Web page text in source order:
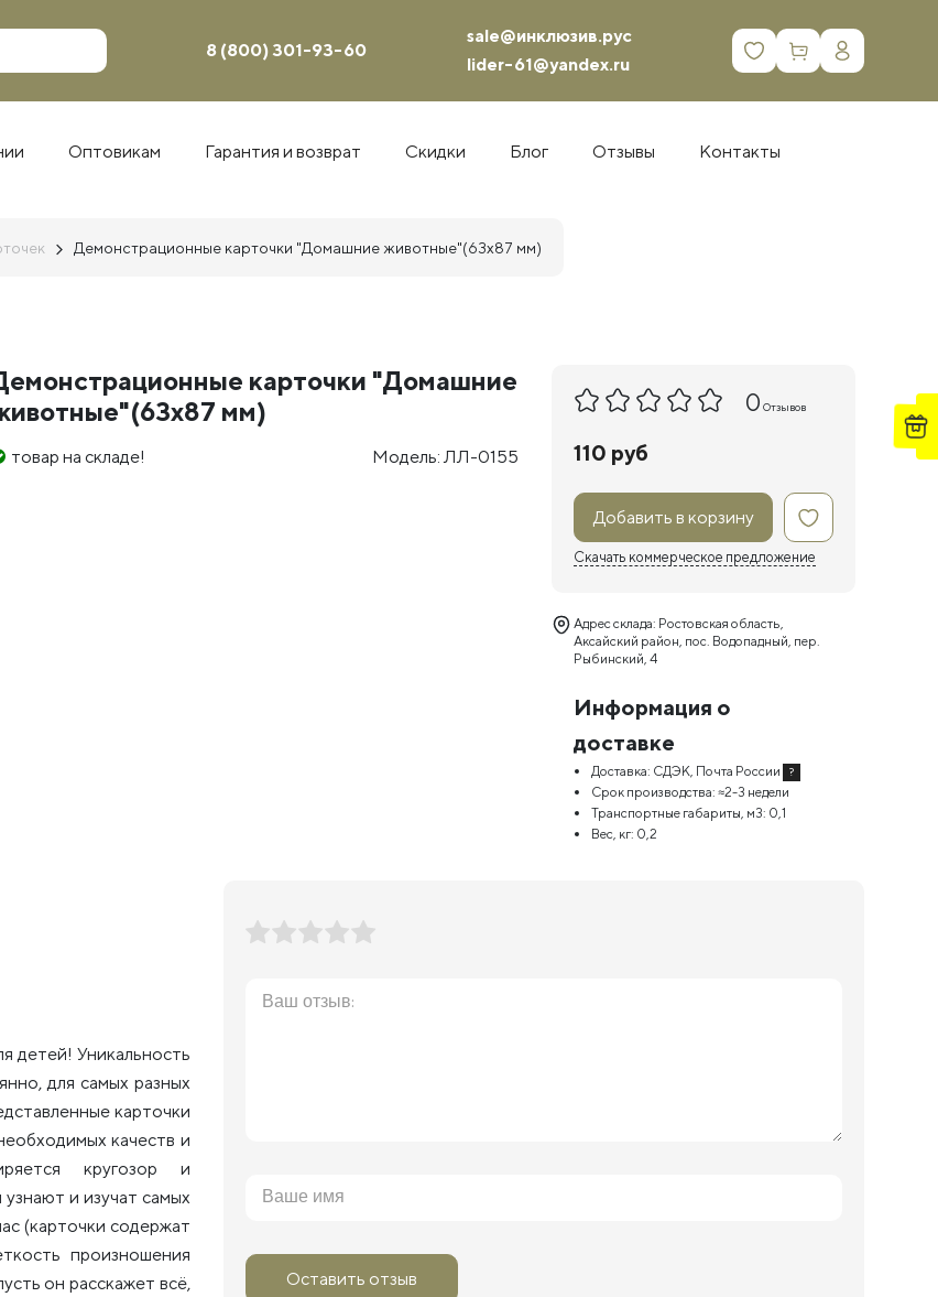
8 (800) 301-93-60
sale@инклюзив.рус
lider-61@yandex.ru
0
Оптовикам Гарантия и возврат Скидки Блог Отзывы Контакты
Демонстрационные карточки "Домашние животные"(63х87 мм)
карточки "Домашние
мм)
товар на складе! Модель: ЛЛ-0155
0 Отзывов
110 руб
Добавить в корзину
Скачать коммерческое предложение
Адрес склада: Ростовская область,
Аксайский район, пос. Водопадный, пер.
Рыбинский, 4
Информация о
доставке
Доставка: СДЭК, Почта России ?
Срок производства: ≈2-3 недели
Транспортные габариты, м3: 0,1
Вес, кг: 0,2
детей! Уникальность
для самых разных
карточки
качеств и
кругозор и
и изучат самых
(карточки содержат
произношения
он расскажет всё,
Оставить отзыв